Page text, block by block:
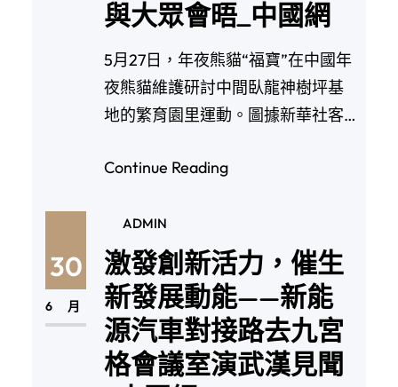
與大眾會晤_中國網
5月27日，年夜熊貓“福寶”在中國年
夜熊貓維護研討中間臥龍神樹坪基
地的繁育園里運動。圖據新華社客
Continue Reading
30
6 月
ADMIN
激發創新活力，催生
新發展動能——新能
源汽車對接路去九宮
格會議室演武漢見聞